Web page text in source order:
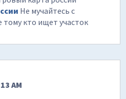
Не мучайтесь с
кто ищет участок
AM